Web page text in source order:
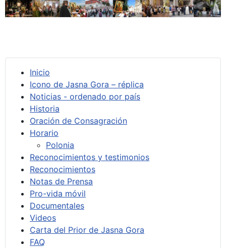
Inicio
Icono de Jasna Gora – réplica
Noticias - ordenado por país
Historia
Oración de Consagración
Horario
Polonia
Reconocimientos y testimonios
Reconocimientos
Notas de Prensa
Pro-vida móvil
Documentales
Videos
Carta del Prior de Jasna Gora
FAQ